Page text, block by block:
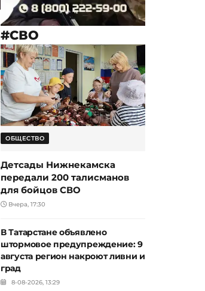
#СВО
ОБЩЕСТВО
Детсады Нижнекамска
передали 200 талисманов
для бойцов СВО
Вчера, 17:30
В Татарстане объявлено
штормовое предупреждение: 9
августа регион накроют ливни и
град
8-08-2026, 13:29